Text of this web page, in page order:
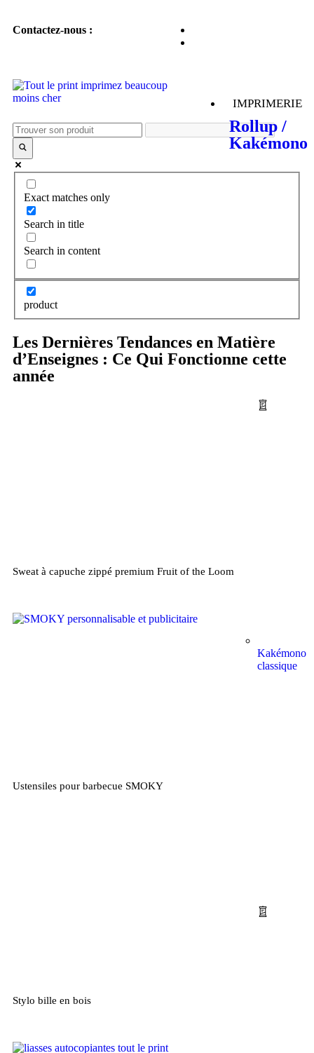
Contactez-nous :
IMPRIMERIE
Rollup /
Kakémono
Kakémono
classique
Exact matches only
Search in title
Search in content
product
Les Dernières Tendances en Matière
d’Enseignes : Ce Qui Fonctionne cette
année
Sweat à capuche zippé premium Fruit of the Loom
Ustensiles pour barbecue SMOKY
Stylo bille en bois